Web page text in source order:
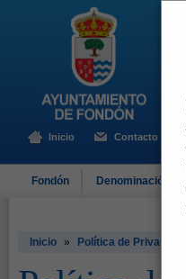
Inicio Contacto
Fondón Denominación de
Inicio » Política de Privacidad